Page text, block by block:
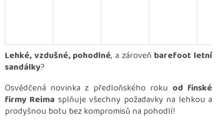
Lehké, vzdušné, pohodlné, a zároveň barefoot letní
sandálky?
Osvědčená novinka z předloňského roku od finské
firmy Reima splňuje všechny požadavky na lehkou a
prodyšnou botu bez kompromisů na pohodlí!